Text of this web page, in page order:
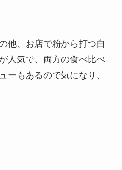
他、お店で粉から打つ自
人気で、両方の食べ比べ
ーもあるので気になり、